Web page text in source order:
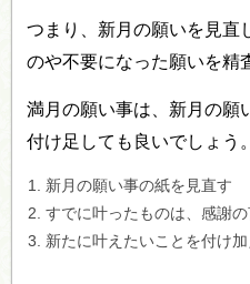
つまり、新月の願いを見直
のや不要になった願いを精
満月の願い事は、新月の願
付け足しても良いでしょう。
新月の願い事の紙を見直す
すでに叶ったものは、感謝
新たに叶えたいことを付け加